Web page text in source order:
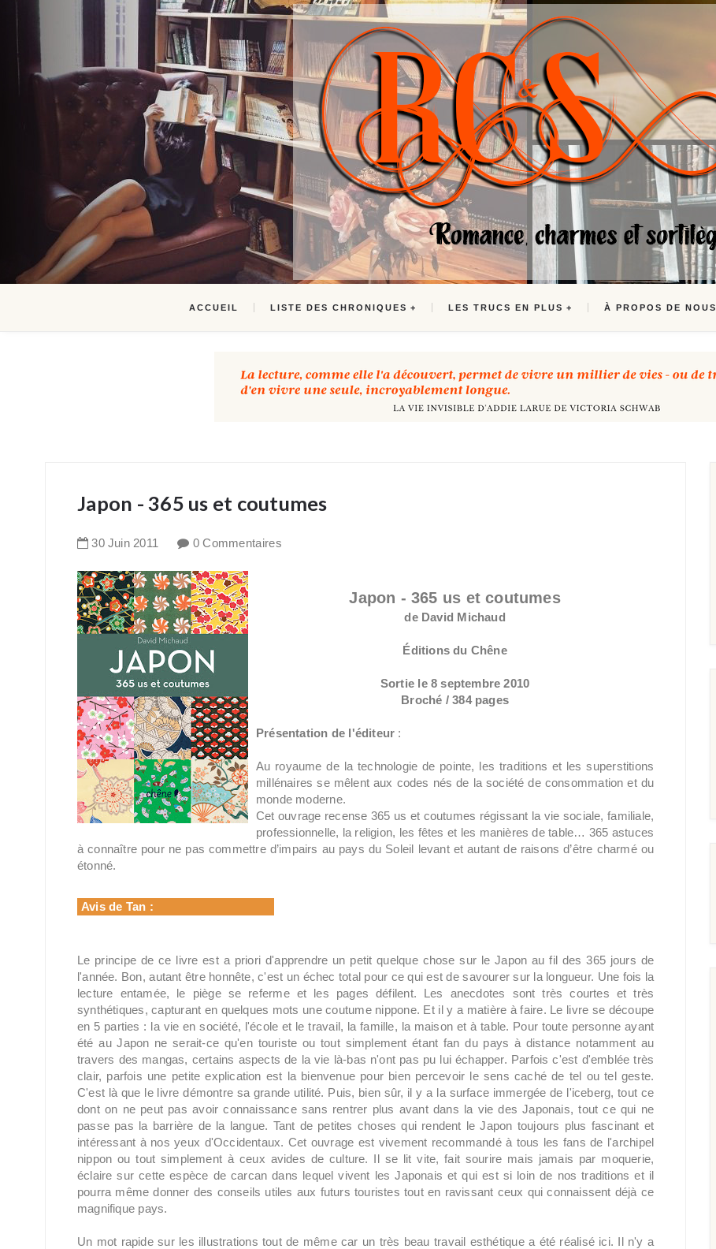
ACCUEIL LISTE DES CHRONIQUES LES TRUCS EN PLUS À PROPOS DE NOUS
Japon - 365 us et coutumes
30 Juin 2011 0 Commentaires
Japon - 365 us et coutumes
de David Michaud
Éditions du Chêne
Sortie le 8 septembre 2010
Broché / 384 pages
Présentation de l'éditeur :
Au royaume de la technologie de pointe, les traditions et les superstitions
millénaires se mêlent aux codes nés de la société de consommation et du
monde moderne.
Cet ouvrage recense 365 us et coutumes régissant la vie sociale, familiale,
professionnelle, la religion, les fêtes et les manières de table… 365 astuces
à connaître pour ne pas commettre d’impairs au pays du Soleil levant et autant de raisons d’être charmé ou
étonné.
Avis de Tan :
Le principe de ce livre est a priori d'apprendre un petit quelque chose sur le Japon au fil des 365 jours de
l'année. Bon, autant être honnête, c'est un échec total pour ce qui est de savourer sur la longueur. Une fois la
lecture entamée, le piège se referme et les pages défilent. Les anecdotes sont très courtes et très
synthétiques, capturant en quelques mots une coutume nippone. Et il y a matière à faire. Le livre se découpe
en 5 parties : la vie en société, l'école et le travail, la famille, la maison et à table. Pour toute personne ayant
été au Japon ne serait-ce qu'en touriste ou tout simplement étant fan du pays à distance notamment au
travers des mangas, certains aspects de la vie là-bas n'ont pas pu lui échapper. Parfois c'est d'emblée très
clair, parfois une petite explication est la bienvenue pour bien percevoir le sens caché de tel ou tel geste.
C'est là que le livre démontre sa grande utilité. Puis, bien sûr, il y a la surface immergée de l'iceberg, tout ce
dont on ne peut pas avoir connaissance sans rentrer plus avant dans la vie des Japonais, tout ce qui ne
passe pas la barrière de la langue. Tant de petites choses qui rendent le Japon toujours plus fascinant et
intéressant à nos yeux d'Occidentaux. Cet ouvrage est vivement recommandé à tous les fans de l'archipel
nippon ou tout simplement à ceux avides de culture. Il se lit vite, fait sourire mais jamais par moquerie,
éclaire sur cette espèce de carcan dans lequel vivent les Japonais et qui est si loin de nos traditions et il
pourra même donner des conseils utiles aux futurs touristes tout en ravissant ceux qui connaissent déjà ce
magnifique pays.
Un mot rapide sur les illustrations tout de même car un très beau travail esthétique a été réalisé ici. Il n'y a